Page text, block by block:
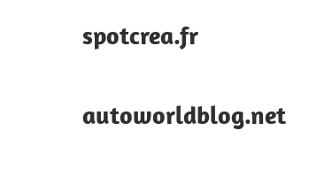
spotcrea.fr
autoworldblog.net